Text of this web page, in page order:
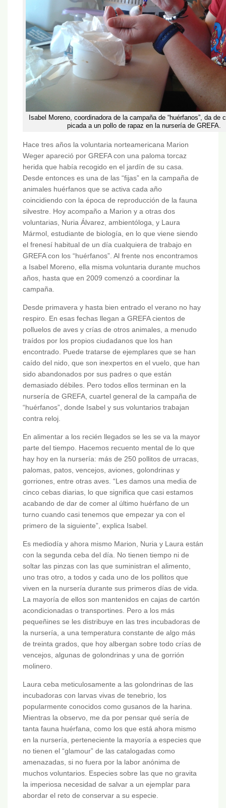
Isabel Moreno, coordinadora de la campaña de “huérfanos”, da de
picada a un pollo de rapaz en la nursería de GREFA.
Hace tres años la voluntaria norteamericana Marion
Weger apareció por GREFA con una paloma torcaz
herida que había recogido en el jardín de su casa.
Desde entonces es una de las “fijas” en la campaña de
animales huérfanos que se activa cada año
coincidiendo con la época de reproducción de la fauna
silvestre. Hoy acompaño a Marion y a otras dos
voluntarias, Nuria Álvarez, ambientóloga, y Laura
Mármol, estudiante de biología, en lo que viene siendo
el frenesí habitual de un día cualquiera de trabajo en
GREFA con los “huérfanos”. Al frente nos encontramos
a Isabel Moreno, ella misma voluntaria durante muchos
años, hasta que en 2009 comenzó a coordinar la
campaña.
Desde primavera y hasta bien entrado el verano no hay
respiro. En esas fechas llegan a GREFA cientos de
polluelos de aves y crías de otros animales, a menudo
traídos por los propios ciudadanos que los han
encontrado. Puede tratarse de ejemplares que se han
caído del nido, que son inexpertos en el vuelo, que han
sido abandonados por sus padres o que están
demasiado débiles. Pero todos ellos terminan en la
nursería de GREFA, cuartel general de la campaña de
“huérfanos”, donde Isabel y sus voluntarios trabajan
contra reloj.
En alimentar a los recién llegados se les se va la mayor
parte del tiempo. Hacemos recuento mental de lo que
hay hoy en la nursería: más de 250 pollitos de urracas,
palomas, patos, vencejos, aviones, golondrinas y
gorriones, entre otras aves. “Les damos una media de
cinco cebas diarias, lo que significa que casi estamos
acabando de dar de comer al último huérfano de un
turno cuando casi tenemos que empezar ya con el
primero de la siguiente”, explica Isabel.
Es mediodía y ahora mismo Marion, Nuria y Laura están
con la segunda ceba del día. No tienen tiempo ni de
soltar las pinzas con las que suministran el alimento,
uno tras otro, a todos y cada uno de los pollitos que
viven en la nursería durante sus primeros días de vida.
La mayoría de ellos son mantenidos en cajas de cartón
acondicionadas o transportines. Pero a los más
pequeñines se les distribuye en las tres incubadoras de
la nursería, a una temperatura constante de algo más
de treinta grados, que hoy albergan sobre todo crías de
vencejos, algunas de golondrinas y una de gorrión
molinero.
Laura ceba meticulosamente a las golondrinas de las
incubadoras con larvas vivas de tenebrio, los
popularmente conocidos como gusanos de la harina.
Mientras la observo, me da por pensar qué sería de
tanta fauna huérfana, como los que está ahora mismo
en la nursería, perteneciente la mayoría a especies que
no tienen el “glamour” de las catalogadas como
amenazadas, si no fuera por la labor anónima de
muchos voluntarios. Especies sobre las que no gravita
la imperiosa necesidad de salvar a un ejemplar para
abordar el reto de conservar a su especie.